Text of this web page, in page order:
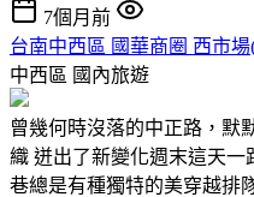
7個月前
台南中西區 國華商圈 西市
中西區 國內旅遊
曾幾何時沒落的中正路，默
織 迸出了新變化週末這天
巷總是有種獨特的美穿越排